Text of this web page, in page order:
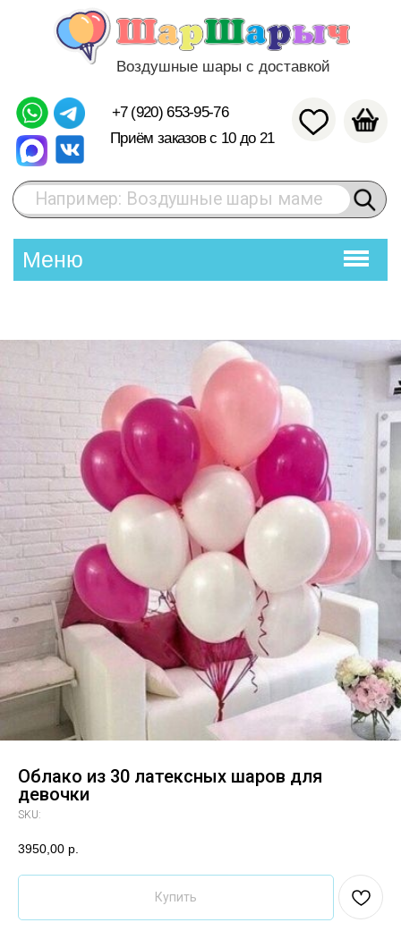
Воздушные шары с доставкой
Приём заказов с 10 до 21
Меню
Например: Воздушные шары маме
Облако из 30 латексных шаров для
девочки
SKU:
3950,00 р.
Купить